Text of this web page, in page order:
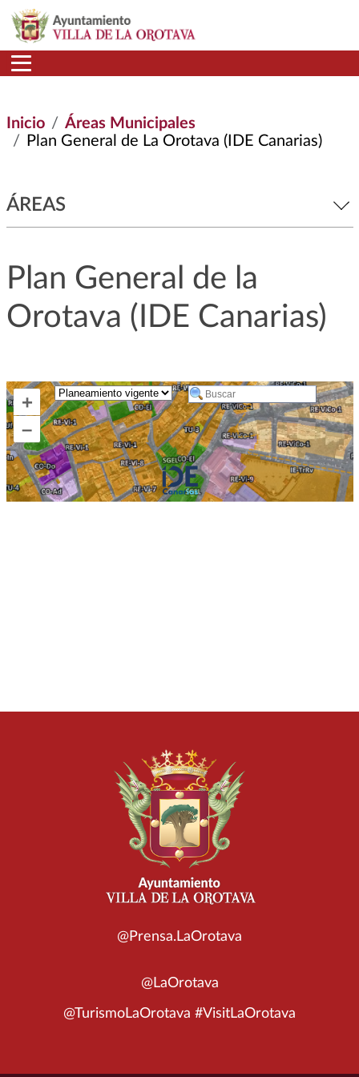
Pasar al contenido principal
Inicio
Áreas Municipales
Plan General de La Orotava (IDE Canarias)
ÁREAS
Plan General de la
Orotava (IDE Canarias)
@Prensa.LaOrotava
@LaOrotava
@TurismoLaOrotava #VisitLaOrotava